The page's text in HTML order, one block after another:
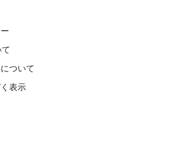
ついて
表示